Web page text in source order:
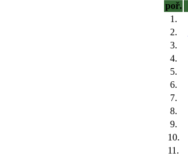
poř.
1.
2.
3.
4.
5.
6.
7.
8.
9.
10.
11.